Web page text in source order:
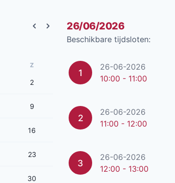
Previous month
Next month
Z
2
9
16
23
30
26/06/2026
Beschikbare tijdsloten:
1
26-06-2026
10:00 - 11:00
2
26-06-2026
11:00 - 12:00
3
26-06-2026
12:00 - 13:00